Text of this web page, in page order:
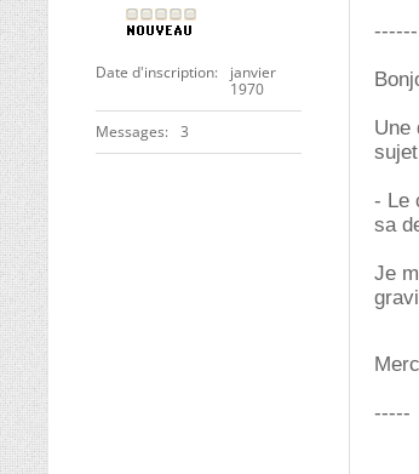
Date d'inscription
janvier
1970
Messages 3
------
Une
- Le
sa
Je
-----